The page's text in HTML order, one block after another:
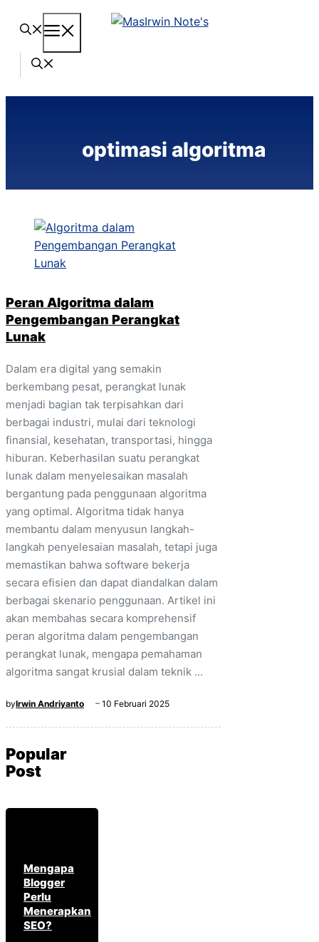
Langsung
optimasi algoritma
Peran Algoritma dalam
Pengembangan Perangkat
Lunak
Dalam era digital yang semakin
berkembang pesat, perangkat lunak
menjadi bagian tak terpisahkan dari
berbagai industri, mulai dari teknologi
finansial, kesehatan, transportasi, hingga
hiburan. Keberhasilan suatu perangkat
lunak dalam menyelesaikan masalah
bergantung pada penggunaan algoritma
yang optimal. Algoritma tidak hanya
membantu dalam menyusun langkah-
langkah penyelesaian masalah, tetapi juga
memastikan bahwa software bekerja
secara efisien dan dapat diandalkan dalam
berbagai skenario penggunaan. Artikel ini
akan membahas secara komprehensif
peran algoritma dalam pengembangan
perangkat lunak, mengapa pemahaman
algoritma sangat krusial dalam teknik ...
byIrwin Andriyanto 10 Februari 2025
Popular
Post
Mengapa
Blogger
Perlu
Menerapkan
SEO?